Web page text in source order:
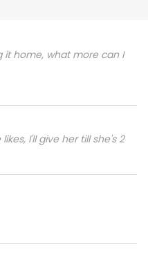
it home, what more can I
I'll give her till she's 2